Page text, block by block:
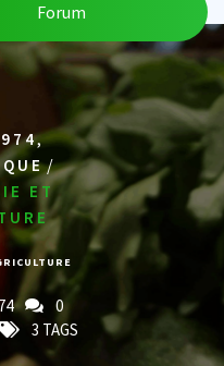
Forum
,
/
ET
0
3 TAGS